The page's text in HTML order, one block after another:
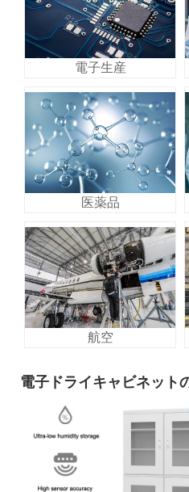
電子生産
医薬品
航空
電子ドライキャビネット